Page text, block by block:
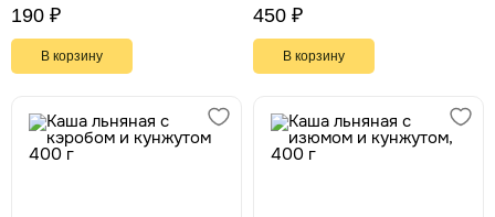
190 ₽
В корзину
450 ₽
В корзину